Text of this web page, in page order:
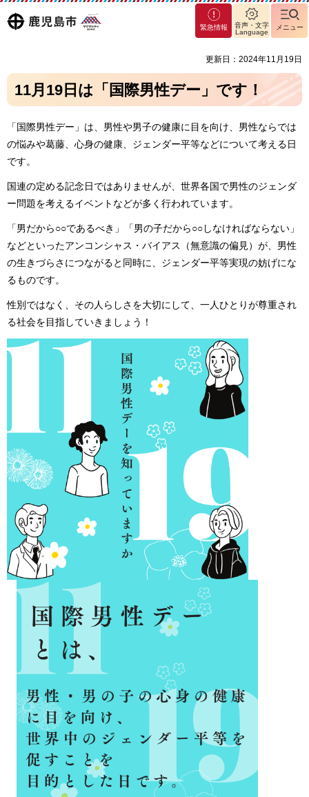
鹿児島
マグ
マシ
緊急情報
音声・文字
Language
メニュー
更新日：2024年11月19日
11月19日は「国際男性デー」です！
「国際男性デー」は、男性や男子の健康に目を向け、男性ならでは
の悩みや葛藤、心身の健康、ジェンダー平等などについて考える日
です。
国連の定める記念日ではありませんが、世界各国で男性のジェンダ
ー問題を考えるイベントなどが多く行われています。
「男だから○○であるべき」「男の子だから○○しなければならない」
などといったアンコンシャス・バイアス（無意識の偏見）が、男性
の生きづらさにつながると同時に、ジェンダー平等実現の妨げにな
るものです。
性別ではなく、その人らしさを大切にして、一人ひとりが尊重され
る社会を目指していきましょう！